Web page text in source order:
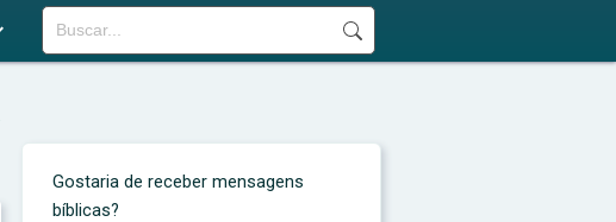
Gostaria de receber mensagens
bíblicas?